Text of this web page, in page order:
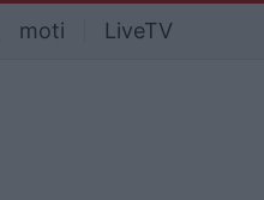
moti LiveTV